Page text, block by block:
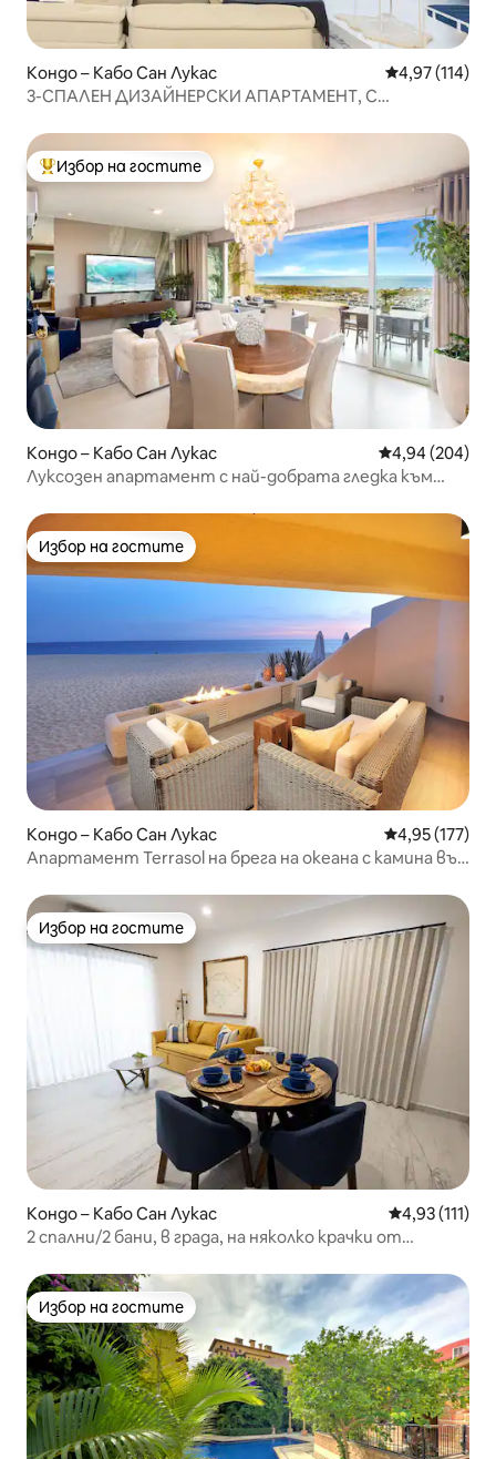
Кондо – Кабо Сан Лукас Средна
4,97 (114)
3-СПАЛЕН ДИЗАЙНЕРСКИ АПАРТАМЕНТ, С
Най-популярен избор на гостите
Избор на гостите
Кондо – Кабо Сан Лукас Средна
4,94 (204)
Луксозен апартамент с най-добрата гледка към
Избор на гостите
Избор на гостите
Кондо – Кабо Сан Лукас Средна
4,95 (177)
Апартамент Terrasol на брега на океана с камина във
Избор на гостите
Избор на гостите
Кондо – Кабо Сан Лукас Средна
4,93 (111)
2 спални/2 бани, в града, на няколко крачки от
Избор на гостите
Избор на гостите